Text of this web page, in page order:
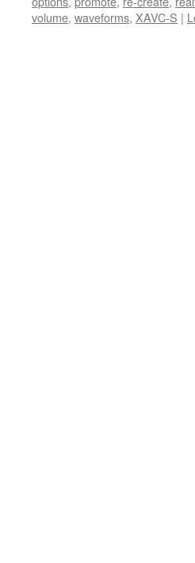
volume, waveforms, XAVC-S |